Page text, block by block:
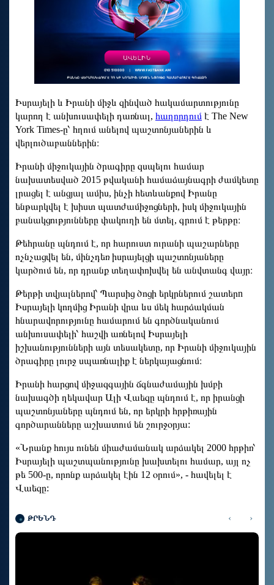
Իսրայելի և Իրանի միջև զինված հակամարտությունը
կարող է անխուսափելի դառնալ, հաղորդում է The New
York Times-ը՝ հղում անելով պաշտոնյաներին և
վերլուծաբաններին։
Իրանի միջուկային ծրագիրը զսպելու համար
նախատեսված 2015 թվականի համաձայնագրի ժամկետը
լրացել է անցյալ ամիս, ինչի հետևանքով Իրանը
ենթարկվել է խիստ պատժամիջոցների, իսկ միջուկային
բանակցությունները փակուղի են մտել, գրում է թերթը։
Թեհրանը պնդում է, որ հարուստ ուրանի պաշարները
ոչնչացվել են, մինչդեռ իսրայելցի պաշտոնյաները
կարծում են, որ դրանք տեղափոխվել են անվտանգ վայր։
Թերթի տվյալներով՝ Պարսից ծոցի երկրներում շատերn
Իսրայելի կողմից Իրանի վրա ևս մեկ հարձակման
հնարավորությունը համարում են գործնականում
անխուսափելի՝ հաշվի առնելով Իսրայելի
իշխանությունների այն տեսակետը, որ Իրանի միջուկային
ծրագիրը լուրջ սպառնալիք է ներկայացնում։
Իրանի հարցով միջազգային ճգնաժամային խմբի
նախագծի ղեկավար Ալի Վաեզը պնդում է, որ իրանցի
պաշտոնյաները պնդում են, որ երկրի հրթիռային
գործարանները աշխատում են շուրջօրյա:
«Նրանք հույս ունեն միաժամանակ արձակել 2000 հրթիռ՝
Իսրայելի պաշտպանությունը խախտելու համար, այլ ոչ
թե 500-ը, որոնք արձակել էին 12 օրում», - հավելել է
Վաեզը:
ԹՐԵՆԴ ‹ ›